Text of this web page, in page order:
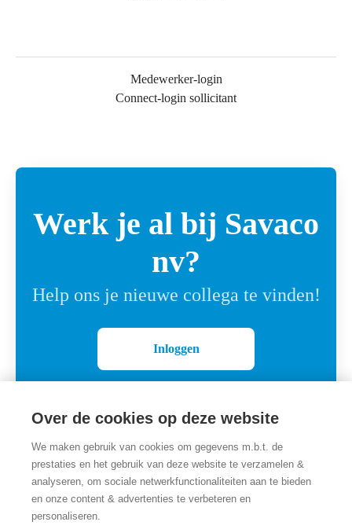
Over de cookies op deze website
We maken gebruik van cookies om gegevens m.b.t. de
prestaties en het gebruik van deze website te verzamelen &
analyseren, om sociale netwerkfunctionaliteiten aan te bieden
en onze content & advertenties te verbeteren en
personaliseren.
Medewerker-login
Connect-login sollicitant
Werk je al bij Savaco
nv?
Help ons je nieuwe collega te vinden!
Inloggen
Employer branding